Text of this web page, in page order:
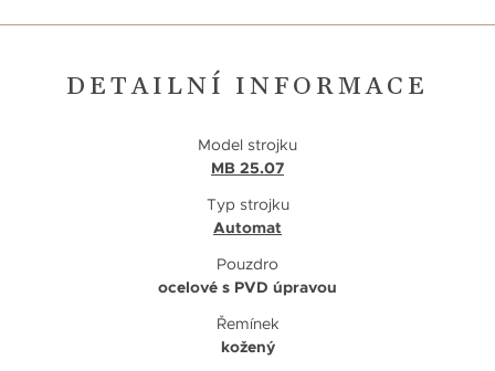
DETAILNÍ INFORMACE
Model strojku
MB 25.07
Typ strojku
Automat
Pouzdro
ocelové s PVD úpravou
Řemínek
kožený